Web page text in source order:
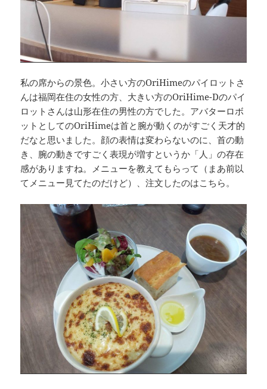
私の席からの景色。小さい方のOriHimeのパイロットさ
んは福岡在住の女性の方、大きい方のOriHime-Dのパイ
ロットさんは山形在住の男性の方でした。アバターロボ
ットとしてのOriHimeは首と腕が動くのがすごく天才的
だなと思いました。顔の表情は変わらないのに、首の動
き、腕の動きですごく表現が増すというか「人」の存在
感がありますね。メニューを教えてもらって（まあ前以
てメニュー見てたのだけど）、注文したのはこちら。